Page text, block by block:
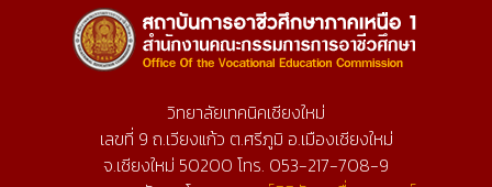
วิทยาลัยเทคนิคเชียงใหม่
เลขที่ 9 ถ.เวียงแก้ว ต.ศรีภูมิ อ.เมืองเชียงใหม่
จ.เชียงใหม่ 50200 โทร. 053-217-708-9